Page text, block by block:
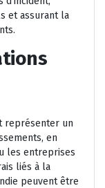
et assurant la
représenter un
en
les entreprises
liés à la
peuvent être